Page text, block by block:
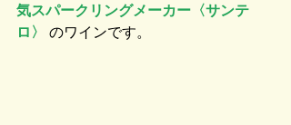
気スパークリングメーカー〈サンテ
ロ〉
のワインです。